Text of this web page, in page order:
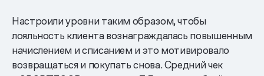
Настроили уровни таким образом, чтобы
лояльность клиента вознаграждалась повышенным
начислением и списанием и это мотивировало
возвращаться и покупать снова. Средний чек